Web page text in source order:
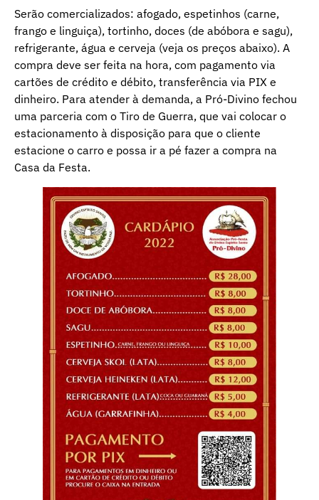
Serão comercializados: afogado, espetinhos (carne,
frango e linguiça), tortinho, doces (de abóbora e sagu),
refrigerante, água e cerveja (veja os preços abaixo). A
compra deve ser feita na hora, com pagamento via
cartões de crédito e débito, transferência via PIX e
dinheiro. Para atender à demanda, a Pró-Divino fechou
uma parceria com o Tiro de Guerra, que vai colocar o
estacionamento à disposição para que o cliente
estacione o carro e possa ir a pé fazer a compra na
Casa da Festa.